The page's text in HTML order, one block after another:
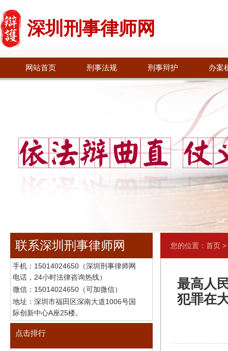
深圳刑事律师网
网站首页 刑事法规 刑事辩护 办案
联系深圳刑事律师网
手机： 15014024650（深圳刑事律师网
电话，24小时法律咨询热线）
微信：15014024650（可加微信）
地址：深圳市福田区深南大道1006号国
际创新中心A座25楼。
点击排行
您的位置： 首页 >
最高人
犯罪在